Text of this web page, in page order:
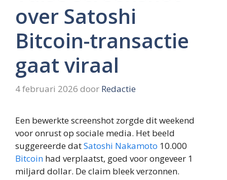
over Satoshi
Bitcoin-transactie
gaat viraal
4 februari 2026 door Redactie
Een bewerkte screenshot zorgde dit weekend
voor onrust op sociale media. Het beeld
suggereerde datSatoshi Nakamoto 10.000
Bitcoin had verplaatst, goed voor ongeveer 1
miljard dollar. De claim bleek verzonnen.